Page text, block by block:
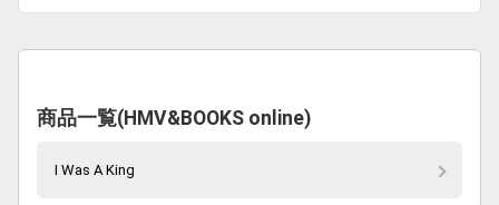
商品一覧(HMV&BOOKS online)
I Was A King